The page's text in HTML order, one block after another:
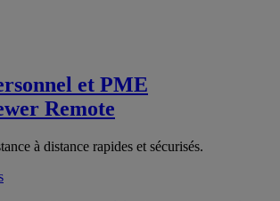
et PME
Remote
à distance rapides et sécurisés.